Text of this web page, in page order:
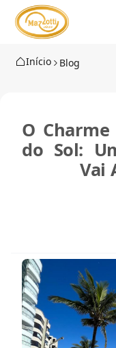
Início Blog
O
do Sol:
Vai